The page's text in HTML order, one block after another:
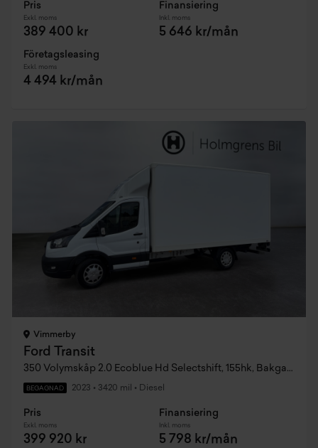
Pris
Exkl. moms
389 400 kr
Finansiering
Inkl. moms
5 646 kr/mån
Företagsleasing
Exkl. moms
4 494 kr/mån
Vimmerby
Ford Transit
350 Volymskåp 2.0 Ecoblue Hd Selectshift, 155hk, Bakgavellyft
BEGAGNAD 2023 • 3420 mil • Diesel
Pris
Exkl. moms
399 920 kr
Finansiering
Inkl. moms
5 798 kr/mån